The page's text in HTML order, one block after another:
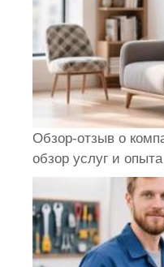
Обзор-отзыв о
обзор услуг и